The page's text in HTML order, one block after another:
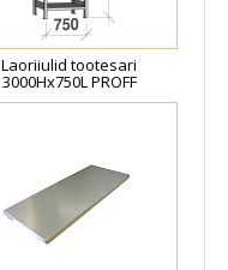
Laoriiulid tootesari
3000Hx750L PROFF